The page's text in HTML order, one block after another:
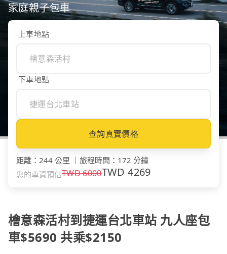
家庭親子包車
上車地點
下車地點
查詢真實價格
距離 ： 244 公里 旅程時間 ： 172 分鐘
您的車資預估TWD6000TWD4269
檜意森活村到捷運台北車站 九人座包
車$5690 共乘$2150